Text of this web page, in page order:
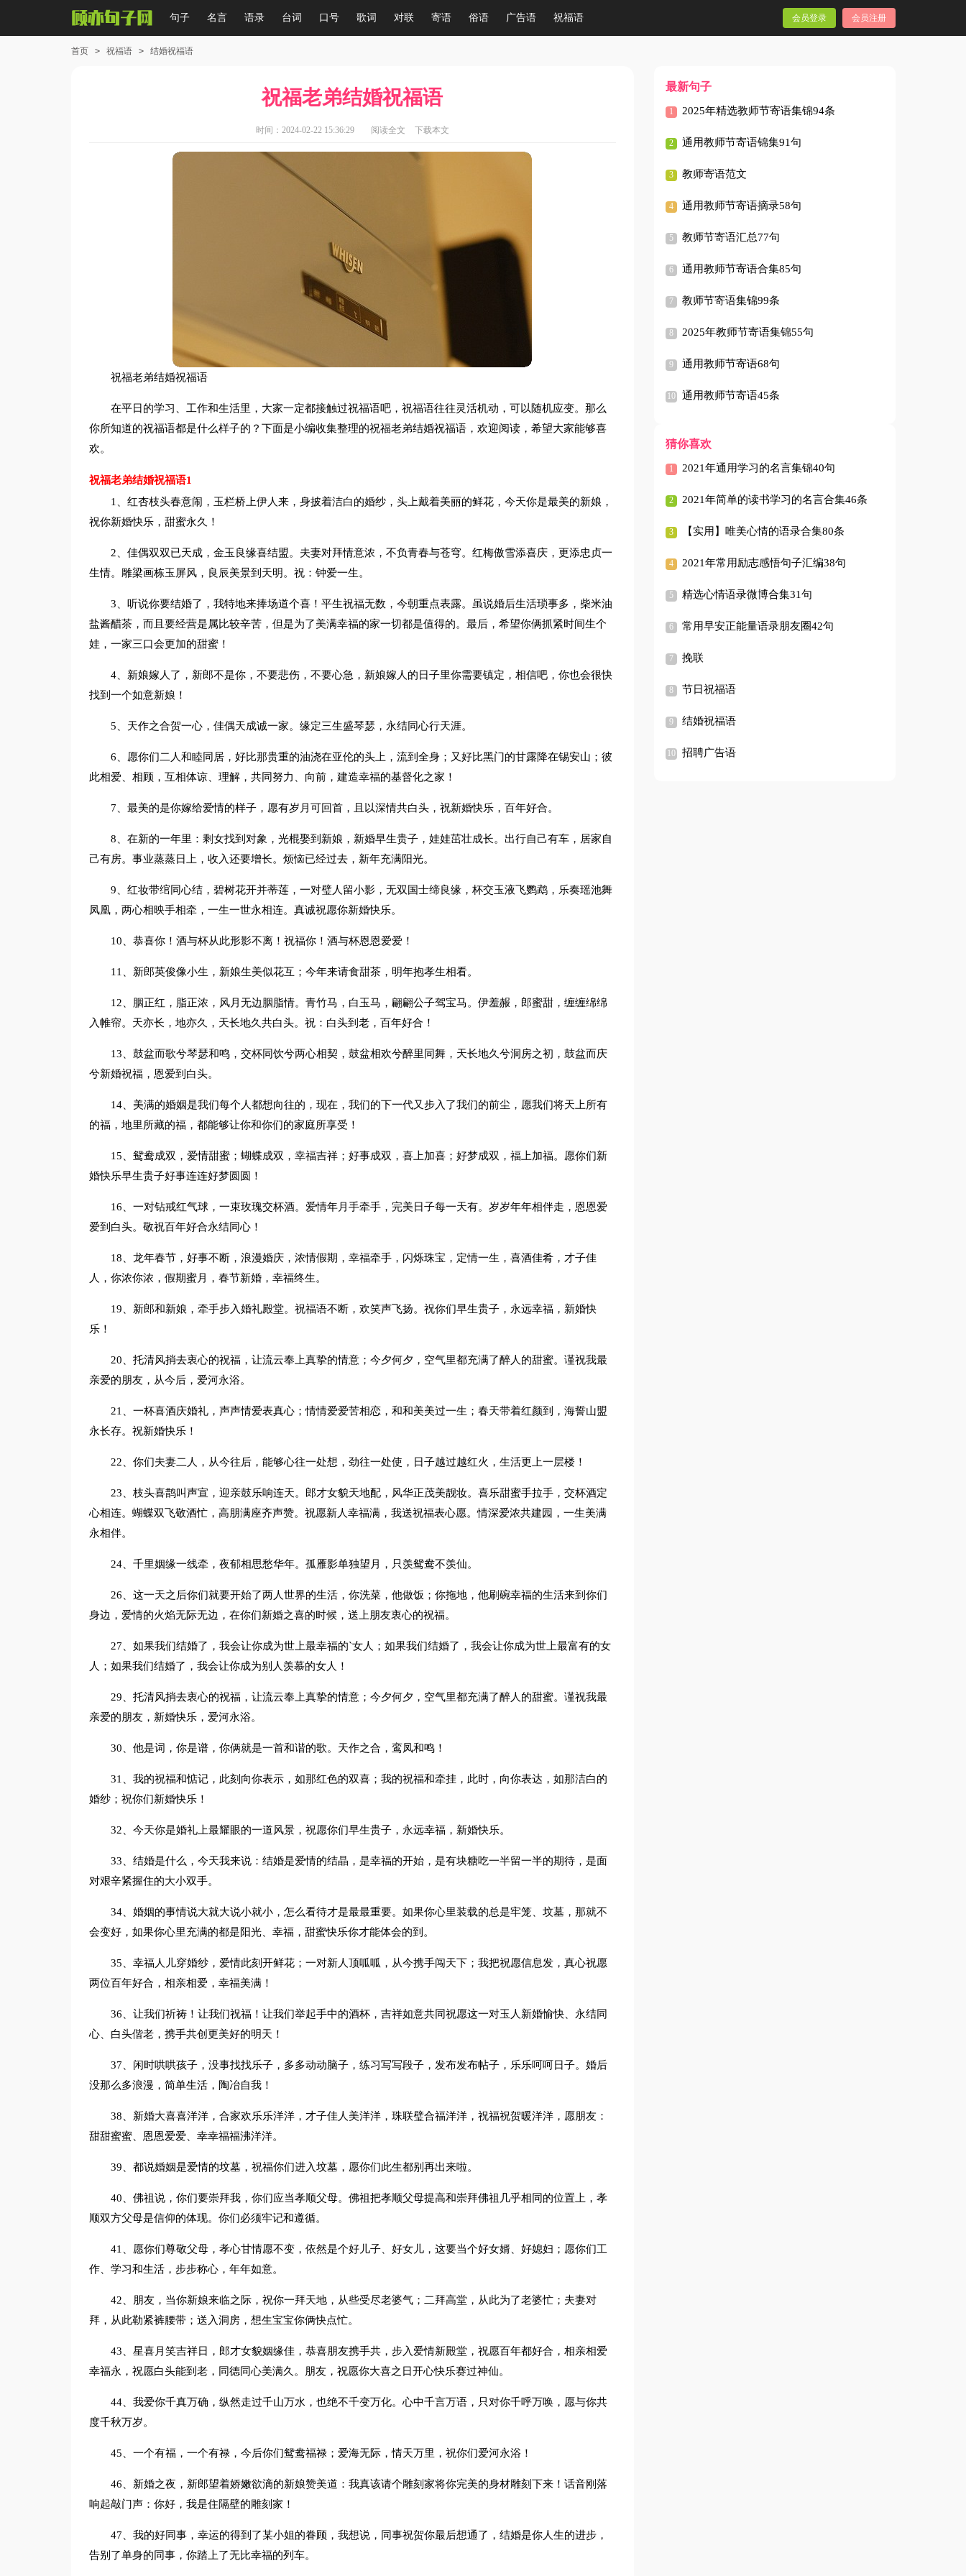
句子 名言 语录 台词 口号 歌词 对联 寄语 俗语 广告语 祝福语 会员登录 会员注册
首页 > 祝福语 > 结婚祝福语
祝福老弟结婚祝福语
时间：2024-02-22 15:36:29 阅读全文 下载本文
祝福老弟结婚祝福语
在平日的学习、工作和生活里，大家一定都接触过祝福语吧，祝福语往往灵活机动，可以随机应变。那么
你所知道的祝福语都是什么样子的？下面是小编收集整理的祝福老弟结婚祝福语，欢迎阅读，希望大家能够喜
欢。
祝福老弟结婚祝福语1
1、红杏枝头春意闹，玉栏桥上伊人来，身披着洁白的婚纱，头上戴着美丽的鲜花，今天你是最美的新娘，
祝你新婚快乐，甜蜜永久！
2、佳偶双双已天成，金玉良缘喜结盟。夫妻对拜情意浓，不负青春与苍穹。红梅傲雪添喜庆，更添忠贞一
生情。雕梁画栋玉屏风，良辰美景到天明。祝：钟爱一生。
3、听说你要结婚了，我特地来捧场道个喜！平生祝福无数，今朝重点表露。虽说婚后生活琐事多，柴米油
盐酱醋茶，而且要经营是属比较辛苦，但是为了美满幸福的家一切都是值得的。最后，希望你俩抓紧时间生个
娃，一家三口会更加的甜蜜！
4、新娘嫁人了，新郎不是你，不要悲伤，不要心急，新娘嫁人的日子里你需要镇定，相信吧，你也会很快
找到一个如意新娘！
5、天作之合贺一心，佳偶天成诚一家。缘定三生盛琴瑟，永结同心行天涯。
6、愿你们二人和睦同居，好比那贵重的油浇在亚伦的头上，流到全身；又好比黑门的甘露降在锡安山；彼
此相爱、相顾，互相体谅、理解，共同努力、向前，建造幸福的基督化之家！
7、最美的是你嫁给爱情的样子，愿有岁月可回首，且以深情共白头，祝新婚快乐，百年好合。
8、在新的一年里：剩女找到对象，光棍娶到新娘，新婚早生贵子，娃娃茁壮成长。出行自己有车，居家自
己有房。事业蒸蒸日上，收入还要增长。烦恼已经过去，新年充满阳光。
9、红妆带绾同心结，碧树花开并蒂莲，一对璧人留小影，无双国士缔良缘，杯交玉液飞鹦鹉，乐奏瑶池舞
凤凰，两心相映手相牵，一生一世永相连。真诚祝愿你新婚快乐。
10、恭喜你！酒与杯从此形影不离！祝福你！酒与杯恩恩爱爱！
11、新郎英俊像小生，新娘生美似花互；今年来请食甜茶，明年抱孝生相看。
12、胭正红，脂正浓，风月无边胭脂情。青竹马，白玉马，翩翩公子驾宝马。伊羞赧，郎蜜甜，缠缠绵绵
入帷帘。天亦长，地亦久，天长地久共白头。祝：白头到老，百年好合！
13、鼓盆而歌兮琴瑟和鸣，交杯同饮兮两心相契，鼓盆相欢兮醉里同舞，天长地久兮洞房之初，鼓盆而庆
兮新婚祝福，恩爱到白头。
14、美满的婚姻是我们每个人都想向往的，现在，我们的下一代又步入了我们的前尘，愿我们将天上所有
的福，地里所藏的福，都能够让你和你们的家庭所享受！
15、鸳鸯成双，爱情甜蜜；蝴蝶成双，幸福吉祥；好事成双，喜上加喜；好梦成双，福上加福。愿你们新
婚快乐早生贵子好事连连好梦圆圆！
16、一对钻戒红气球，一束玫瑰交杯酒。爱情年月手牵手，完美日子每一天有。岁岁年年相伴走，恩恩爱
爱到白头。敬祝百年好合永结同心！
18、龙年春节，好事不断，浪漫婚庆，浓情假期，幸福牵手，闪烁珠宝，定情一生，喜酒佳肴，才子佳
人，你浓你浓，假期蜜月，春节新婚，幸福终生。
19、新郎和新娘，牵手步入婚礼殿堂。祝福语不断，欢笑声飞扬。祝你们早生贵子，永远幸福，新婚快
乐！
20、托清风捎去衷心的祝福，让流云奉上真挚的情意；今夕何夕，空气里都充满了醉人的甜蜜。谨祝我最
亲爱的朋友，从今后，爱河永浴。
21、一杯喜酒庆婚礼，声声情爱表真心；情情爱爱苦相恋，和和美美过一生；春天带着红颜到，海誓山盟
永长存。祝新婚快乐！
22、你们夫妻二人，从今往后，能够心往一处想，劲往一处使，日子越过越红火，生活更上一层楼！
23、枝头喜鹊叫声宣，迎亲鼓乐响连天。郎才女貌天地配，风华正茂美靓妆。喜乐甜蜜手拉手，交杯酒定
心相连。蝴蝶双飞敬酒忙，高朋满座齐声赞。祝愿新人幸福满，我送祝福表心愿。情深爱浓共建园，一生美满
永相伴。
24、千里姻缘一线牵，夜郁相思愁华年。孤雁影单独望月，只羡鸳鸯不羡仙。
26、这一天之后你们就要开始了两人世界的生活，你洗菜，他做饭；你拖地，他刷碗幸福的生活来到你们
身边，爱情的火焰无际无边，在你们新婚之喜的时候，送上朋友衷心的祝福。
27、如果我们结婚了，我会让你成为世上最幸福的`女人；如果我们结婚了，我会让你成为世上最富有的女
人；如果我们结婚了，我会让你成为别人羡慕的女人！
29、托清风捎去衷心的祝福，让流云奉上真挚的情意；今夕何夕，空气里都充满了醉人的甜蜜。谨祝我最
亲爱的朋友，新婚快乐，爱河永浴。
30、他是词，你是谱，你俩就是一首和谐的歌。天作之合，鸾凤和鸣！
31、我的祝福和惦记，此刻向你表示，如那红色的双喜；我的祝福和牵挂，此时，向你表达，如那洁白的
婚纱；祝你们新婚快乐！
32、今天你是婚礼上最耀眼的一道风景，祝愿你们早生贵子，永远幸福，新婚快乐。
33、结婚是什么，今天我来说：结婚是爱情的结晶，是幸福的开始，是有块糖吃一半留一半的期待，是面
对艰辛紧握住的大小双手。
34、婚姻的事情说大就大说小就小，怎么看待才是最最重要。如果你心里装载的总是牢笼、坟墓，那就不
会变好，如果你心里充满的都是阳光、幸福，甜蜜快乐你才能体会的到。
35、幸福人儿穿婚纱，爱情此刻开鲜花；一对新人顶呱呱，从今携手闯天下；我把祝愿信息发，真心祝愿
两位百年好合，相亲相爱，幸福美满！
36、让我们祈祷！让我们祝福！让我们举起手中的酒杯，吉祥如意共同祝愿这一对玉人新婚愉快、永结同
心、白头偕老，携手共创更美好的明天！
37、闲时哄哄孩子，没事找找乐子，多多动动脑子，练习写写段子，发布发布帖子，乐乐呵呵日子。婚后
没那么多浪漫，简单生活，陶冶自我！
38、新婚大喜喜洋洋，合家欢乐乐洋洋，才子佳人美洋洋，珠联璧合福洋洋，祝福祝贺暖洋洋，愿朋友：
甜甜蜜蜜、恩恩爱爱、幸幸福福沸洋洋。
39、都说婚姻是爱情的坟墓，祝福你们进入坟墓，愿你们此生都别再出来啦。
40、佛祖说，你们要崇拜我，你们应当孝顺父母。佛祖把孝顺父母提高和崇拜佛祖几乎相同的位置上，孝
顺双方父母是信仰的体现。你们必须牢记和遵循。
41、愿你们尊敬父母，孝心甘情愿不变，依然是个好儿子、好女儿，这要当个好女婿、好媳妇；愿你们工
作、学习和生活，步步称心，年年如意。
42、朋友，当你新娘来临之际，祝你一拜天地，从些受尽老婆气；二拜高堂，从此为了老婆忙；夫妻对
拜，从此勒紧裤腰带；送入洞房，想生宝宝你俩快点忙。
43、星喜月笑吉祥日，郎才女貌姻缘佳，恭喜朋友携手共，步入爱情新殿堂，祝愿百年都好合，相亲相爱
幸福永，祝愿白头能到老，同德同心美满久。朋友，祝愿你大喜之日开心快乐赛过神仙。
44、我爱你千真万确，纵然走过千山万水，也绝不千变万化。心中千言万语，只对你千呼万唤，愿与你共
度千秋万岁。
45、一个有福，一个有禄，今后你们鸳鸯福禄；爱海无际，情天万里，祝你们爱河永浴！
46、新婚之夜，新郎望着娇嫩欲滴的新娘赞美道：我真该请个雕刻家将你完美的身材雕刻下来！话音刚落
响起敲门声：你好，我是住隔壁的雕刻家！
47、我的好同事，幸运的得到了某小姐的眷顾，我想说，同事祝贺你最后想通了，结婚是你人生的进步，
告别了单身的同事，你踏上了无比幸福的列车。
最新句子
2025年精选教师节寄语集锦94条
通用教师节寄语锦集91句
教师寄语范文
通用教师节寄语摘录58句
教师节寄语汇总77句
通用教师节寄语合集85句
教师节寄语集锦99条
2025年教师节寄语集锦55句
通用教师节寄语68句
通用教师节寄语45条
猜你喜欢
2021年通用学习的名言集锦40句
2021年简单的读书学习的名言合集46条
【实用】唯美心情的语录合集80条
2021年常用励志感悟句子汇编38句
精选心情语录微博合集31句
常用早安正能量语录朋友圈42句
挽联
节日祝福语
结婚祝福语
招聘广告语